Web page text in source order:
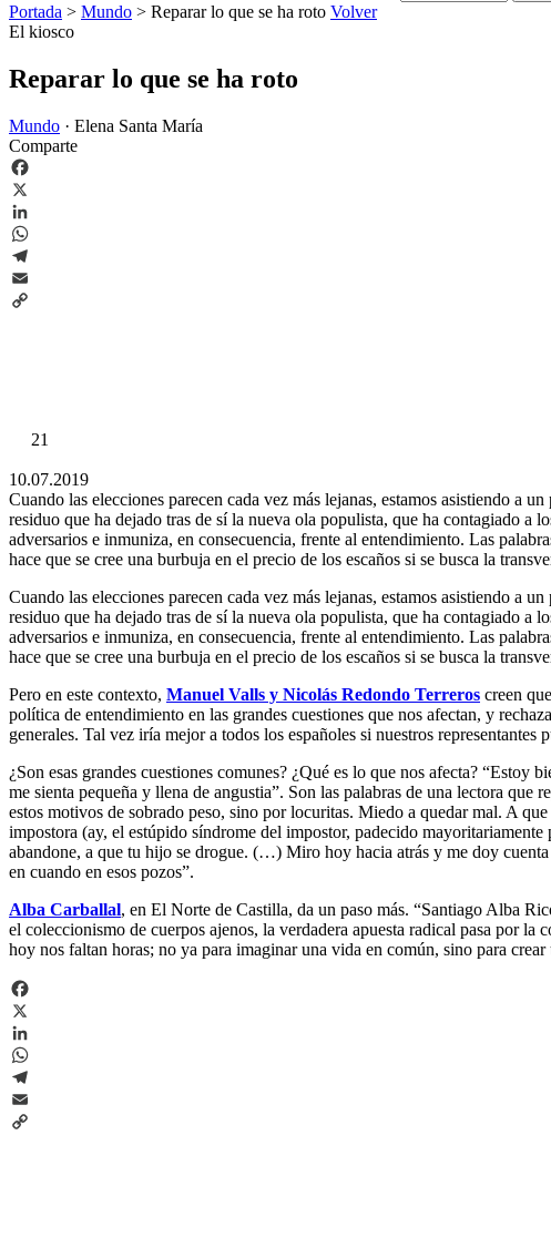
Portada > Mundo > Reparar lo que se ha roto Volver
El kiosco
Reparar lo que se ha roto
Mundo · Elena Santa María
Comparte
Facebook
X
LinkedIn
WhatsApp
Telegram
Email
21
10.07.2019
Cuando las elecciones parecen cada vez más lejanas, estamos asistiendo a
residuo que ha dejado tras de sí la nueva ola populista, que ha contagiado
adversarios e inmuniza, en consecuencia, frente al entendimiento. Las
hace que se cree una burbuja en el precio de los escaños si se busca la
Cuando las elecciones parecen cada vez más lejanas, estamos asistiendo a
residuo que ha dejado tras de sí la nueva ola populista, que ha contagiado
adversarios e inmuniza, en consecuencia, frente al entendimiento. Las
hace que se cree una burbuja en el precio de los escaños si se busca la
Pero en este contexto, Manuel Valls y Nicolás Redondo Terreros creen
política de entendimiento en las grandes cuestiones que nos afectan, y
generales. Tal vez iría mejor a todos los españoles si nuestros
¿Son esas grandes cuestiones comunes? ¿Qué es lo que nos afecta?
me sienta pequeña y llena de angustia”. Son las palabras de una lectora que
estos motivos de sobrado peso, sino por locuritas. Miedo a quedar mal. A
impostora (ay, el estúpido síndrome del impostor, padecido
abandone, a que tu hijo se drogue. (…) Miro hoy hacia atrás y me doy
en cuando en esos pozos”.
Alba Carballal, en El Norte de Castilla, da un paso más. “Santiago Alba
el coleccionismo de cuerpos ajenos, la verdadera apuesta radical pasa por
hoy nos faltan horas; no ya para imaginar una vida en común, sino para
Facebook
X
LinkedIn
WhatsApp
Telegram
Email